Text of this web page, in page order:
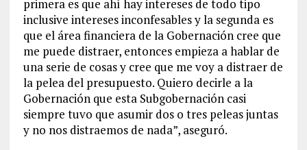
primera es que ahí hay intereses de todo tipo
inclusive intereses inconfesables y la segunda es
que el área financiera de la Gobernación cree que
me puede distraer, entonces empieza a hablar de
una serie de cosas y cree que me voy a distraer de
la pelea del presupuesto. Quiero decirle a la
Gobernación que esta Subgobernación casi
siempre tuvo que asumir dos o tres peleas juntas
y no nos distraemos de nada”, aseguró.